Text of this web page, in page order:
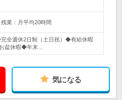
業：月平均20時間
全週休2日制（土日祝）◆有給休暇
盆休暇◆年末…
気になる